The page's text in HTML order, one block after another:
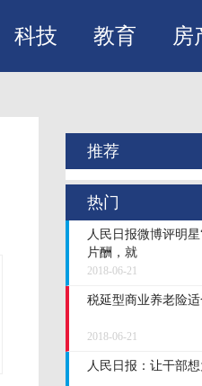
科技 教育 房
推荐
热门
人民日报微博评明
片酬，就
2018-06-21
税延型商业养老险适
2018-06-21
人民日报：让干部